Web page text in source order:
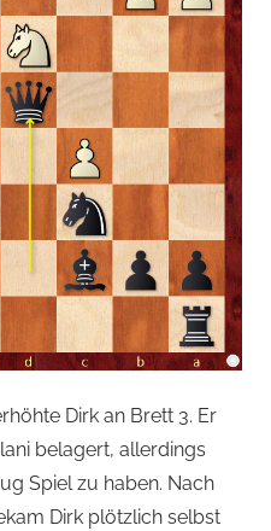
Dirk an Brett 3. Er
belagert, allerdings
Spiel zu haben. Nach
Dirk plötzlich selbst